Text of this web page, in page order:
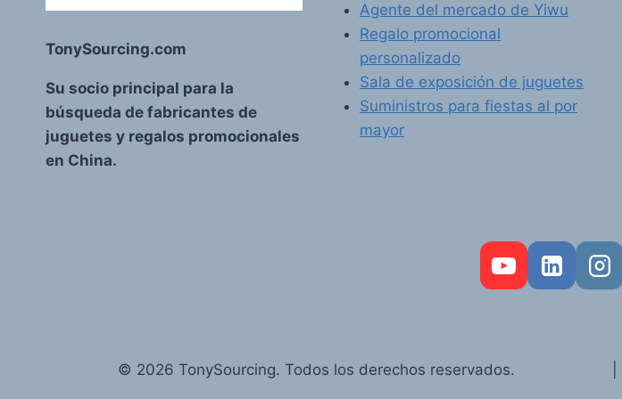
TonySourcing.com
Su socio principal para la
búsqueda de fabricantes de
juguetes y regalos promocionales
en China.
Agente del mercado de Yiwu
Regalo promocional
personalizado
Sala de exposición de juguetes
Suministros para fiestas al por
mayor
© 2026 TonySourcing. Todos los derechos reservados.